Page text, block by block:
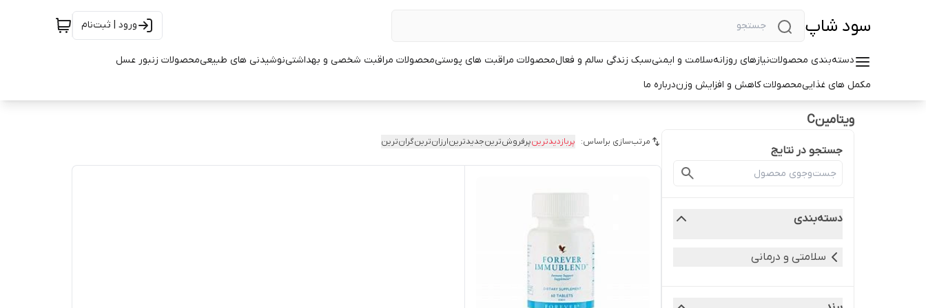
سود شاپ ورود | ثبت‌نام
دسته‌بندی محصولاتنیازهای روزانهسلامت و ایمنیسبک زندگی سالم و فعالمحصولات مراقبت های پوستیمحصولات مراقبت شخصی و بهداشتینوشیدنی های طبیعیمحصولات زنبور عسل
مکمل های غذاییمحصولات کاهش و افزایش وزندرباره ما
ویتامینC
جستجو در نتایج
دسته‌بندی
سلامتی و درمانی
مرتب‌سازی براساس: پربازدیدترینپرفروش‌ترینجدیدترینارزان‌ترینگران‌ترین